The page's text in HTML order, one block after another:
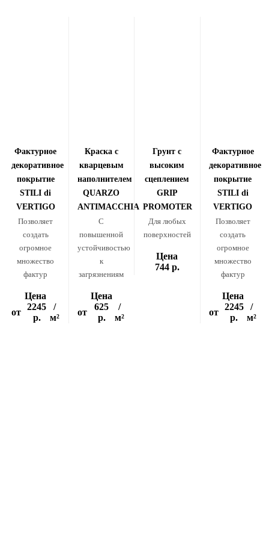
Фактурное
декоративное
покрытие
STILI di
VERTIGO
Позволяет
создать
огромное
множество
фактур
Цена
от
2245
р.
/
м²
Краска с
кварцевым
наполнителем
QUARZO
ANTIMACCHIA
С
повышенной
устойчивостью
к
загрязнениям
Цена
от
625
р.
/
м²
Грунт с
высоким
сцеплением
GRIP
PROMOTER
Для любых
поверхностей
Цена
744 р.
Фактурное
декоративное
покрытие
STILI di
VERTIGO
Позволяет
создать
огромное
множество
фактур
Цена
от
2245
р.
/
м²